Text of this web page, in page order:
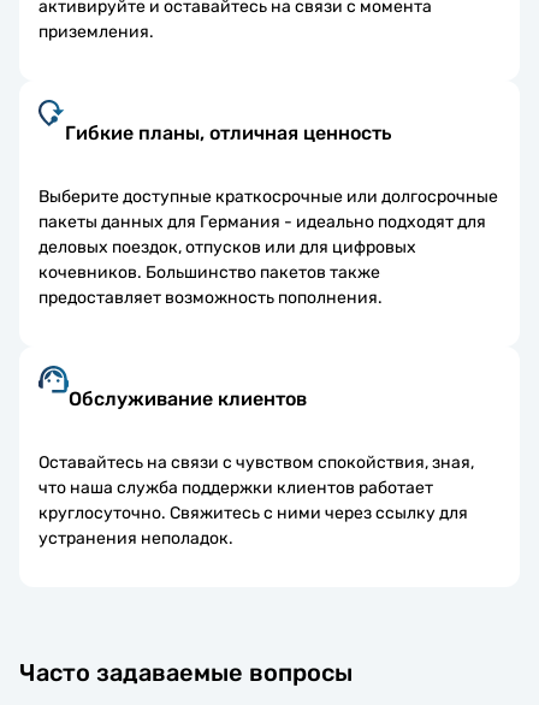
активируйте и оставайтесь на связи с момента
приземления.
Гибкие планы, отличная ценность
Выберите доступные краткосрочные или долгосрочные
пакеты данных для Германия - идеально подходят для
деловых поездок, отпусков или для цифровых
кочевников. Большинство пакетов также
предоставляет возможность пополнения.
Обслуживание клиентов
Оставайтесь на связи с чувством спокойствия, зная,
что наша служба поддержки клиентов работает
круглосуточно. Свяжитесь с ними через ссылку для
устранения неполадок.
Часто задаваемые вопросы